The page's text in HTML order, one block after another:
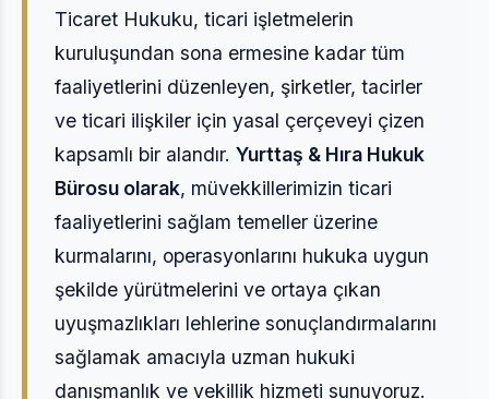
Ticaret Hukuku, ticari işletmelerin
kuruluşundan sona ermesine kadar tüm
faaliyetlerini düzenleyen, şirketler, tacirler
ve ticari ilişkiler için yasal çerçeveyi çizen
kapsamlı bir alandır. Yurttaş & Hıra Hukuk
Bürosu olarak, müvekkillerimizin ticari
faaliyetlerini sağlam temeller üzerine
kurmalarını, operasyonlarını hukuka uygun
şekilde yürütmelerini ve ortaya çıkan
uyuşmazlıkları lehlerine sonuçlandırmalarını
sağlamak amacıyla uzman hukuki
danışmanlık ve vekillik hizmeti sunuyoruz.